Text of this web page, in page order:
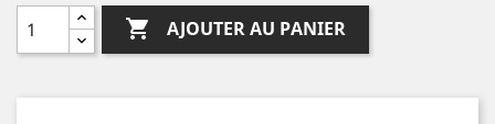
 AJOUTER AU PANIER